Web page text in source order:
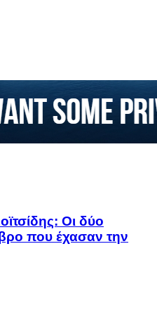
Οι δύο
που έχασαν την